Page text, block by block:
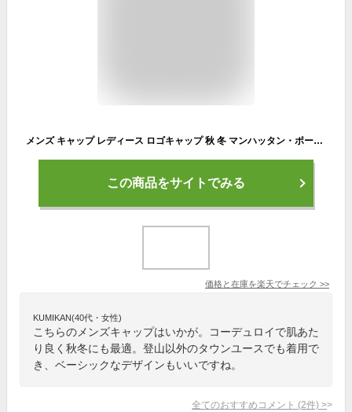
メンズ キャップ レディース ロゴキャップ 秋 冬 マンハッタン・ポーテージ コーデュロイ 黒 茶色 メール便送料無料 ベージュ ブラック ブラウン [ cap ] スポーツ アウトドア キャンプ 登山 帽子 小物 クリスマス プレゼント ギフト 10代 20代 30代 40代 ファッション 小物
この商品をサイトでみる
価格と在庫を楽天でチェック >>
KUMIKAN(40代・女性)
こちらのメンズキャップはいかが。コーデュロイで肌あた
り良く秋冬にも最適。登山以外のタウンユースでも着用で
き、ベーシックなデザインもいいですね。
全てのおすすめコメント (2件) >